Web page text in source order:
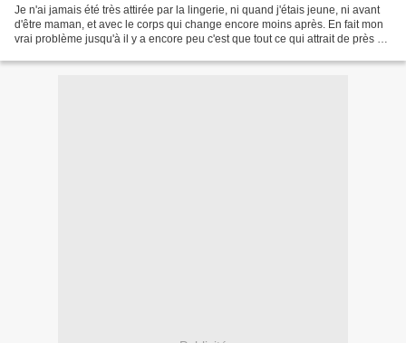
Je n'ai jamais été très attirée par la lingerie, ni quand j'étais jeune, ni avant
d'être maman, et avec le corps qui change encore moins après. En fait mon
vrai problème jusqu'à il y a encore peu c'est que tout ce qui attrait de près ou